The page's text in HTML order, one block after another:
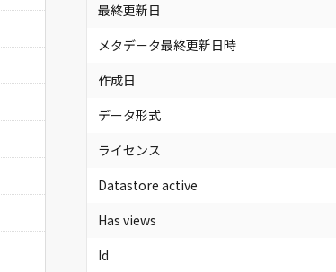
最終更新日
メタデータ最終更新日時
作成日
データ形式
ライセンス
Datastore active
Has views
Id